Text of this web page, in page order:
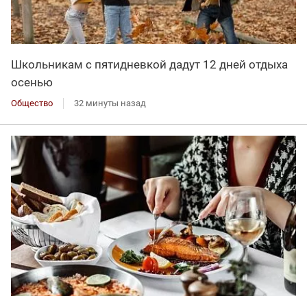
Школьникам с пятидневкой дадут 12 дней отдыха
осенью
Общество 32 минуты назад